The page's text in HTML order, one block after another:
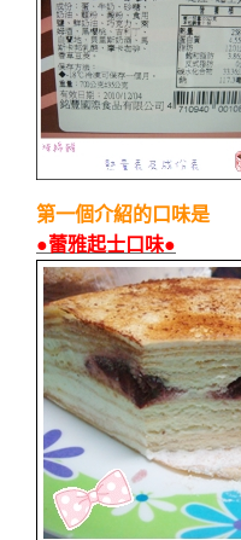
第一個介紹的口味是
●蕾雅起士口味●